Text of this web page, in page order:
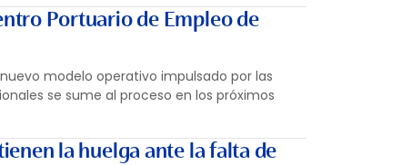
Portuario de Empleo de
modelo operativo impulsado por las
se sume al proceso en los próximos
la huelga ante la falta de